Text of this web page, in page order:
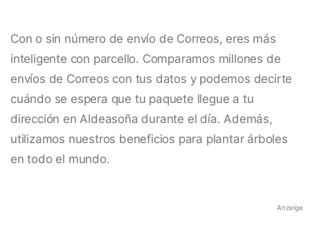
Con o sin número de envío de Correos, eres más
inteligente con parcello. Comparamos millones de
envíos de Correos con tus datos y podemos decirte
cuándo se espera que tu paquete llegue a tu
dirección en Aldeasoña durante el día. Además,
utilizamos nuestros beneficios para plantar árboles
en todo el mundo.
Anzeige